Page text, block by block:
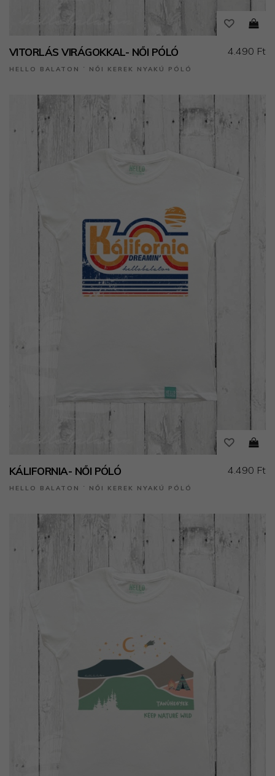
VITORLÁS VIRÁGOKKAL- NŐI PÓLÓ
HELLO BALATON ˙ NŐI KEREK NYAKÚ PÓLÓ
4.490 Ft
KÁLIFORNIA- NŐI PÓLÓ
HELLO BALATON ˙ NŐI KEREK NYAKÚ PÓLÓ
4.490 Ft